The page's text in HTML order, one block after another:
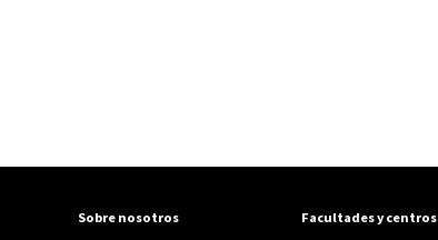
Sobre nosotros
Facultades y centros